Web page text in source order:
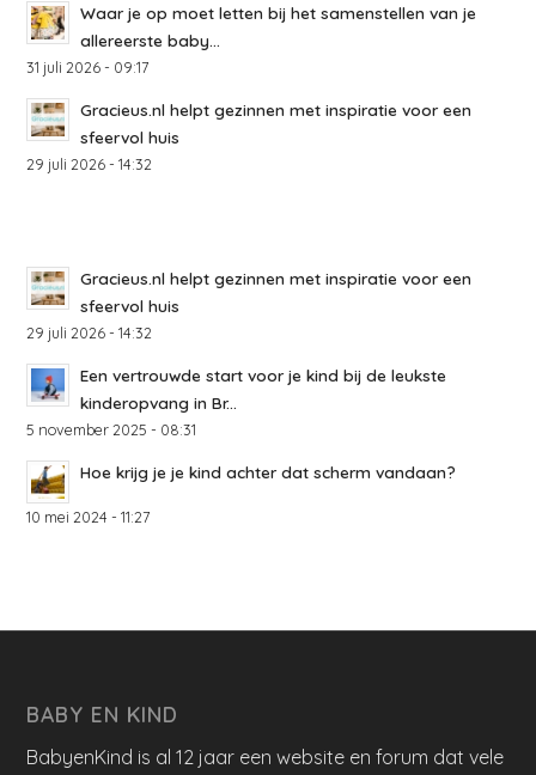
Waar je op moet letten bij het samenstellen van je
allereerste baby...
31 juli 2026 - 09:17
Gracieus.nl helpt gezinnen met inspiratie voor een
sfeervol huis
29 juli 2026 - 14:32
Gracieus.nl helpt gezinnen met inspiratie voor een
sfeervol huis
29 juli 2026 - 14:32
Een vertrouwde start voor je kind bij de leukste
kinderopvang in Br...
5 november 2025 - 08:31
Hoe krijg je je kind achter dat scherm vandaan?
10 mei 2024 - 11:27
BABY EN KIND
BabyenKind is al 12 jaar een website en forum dat vele